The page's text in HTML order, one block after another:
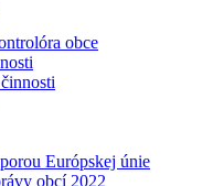
obce
Európskej únie
obcí 2022